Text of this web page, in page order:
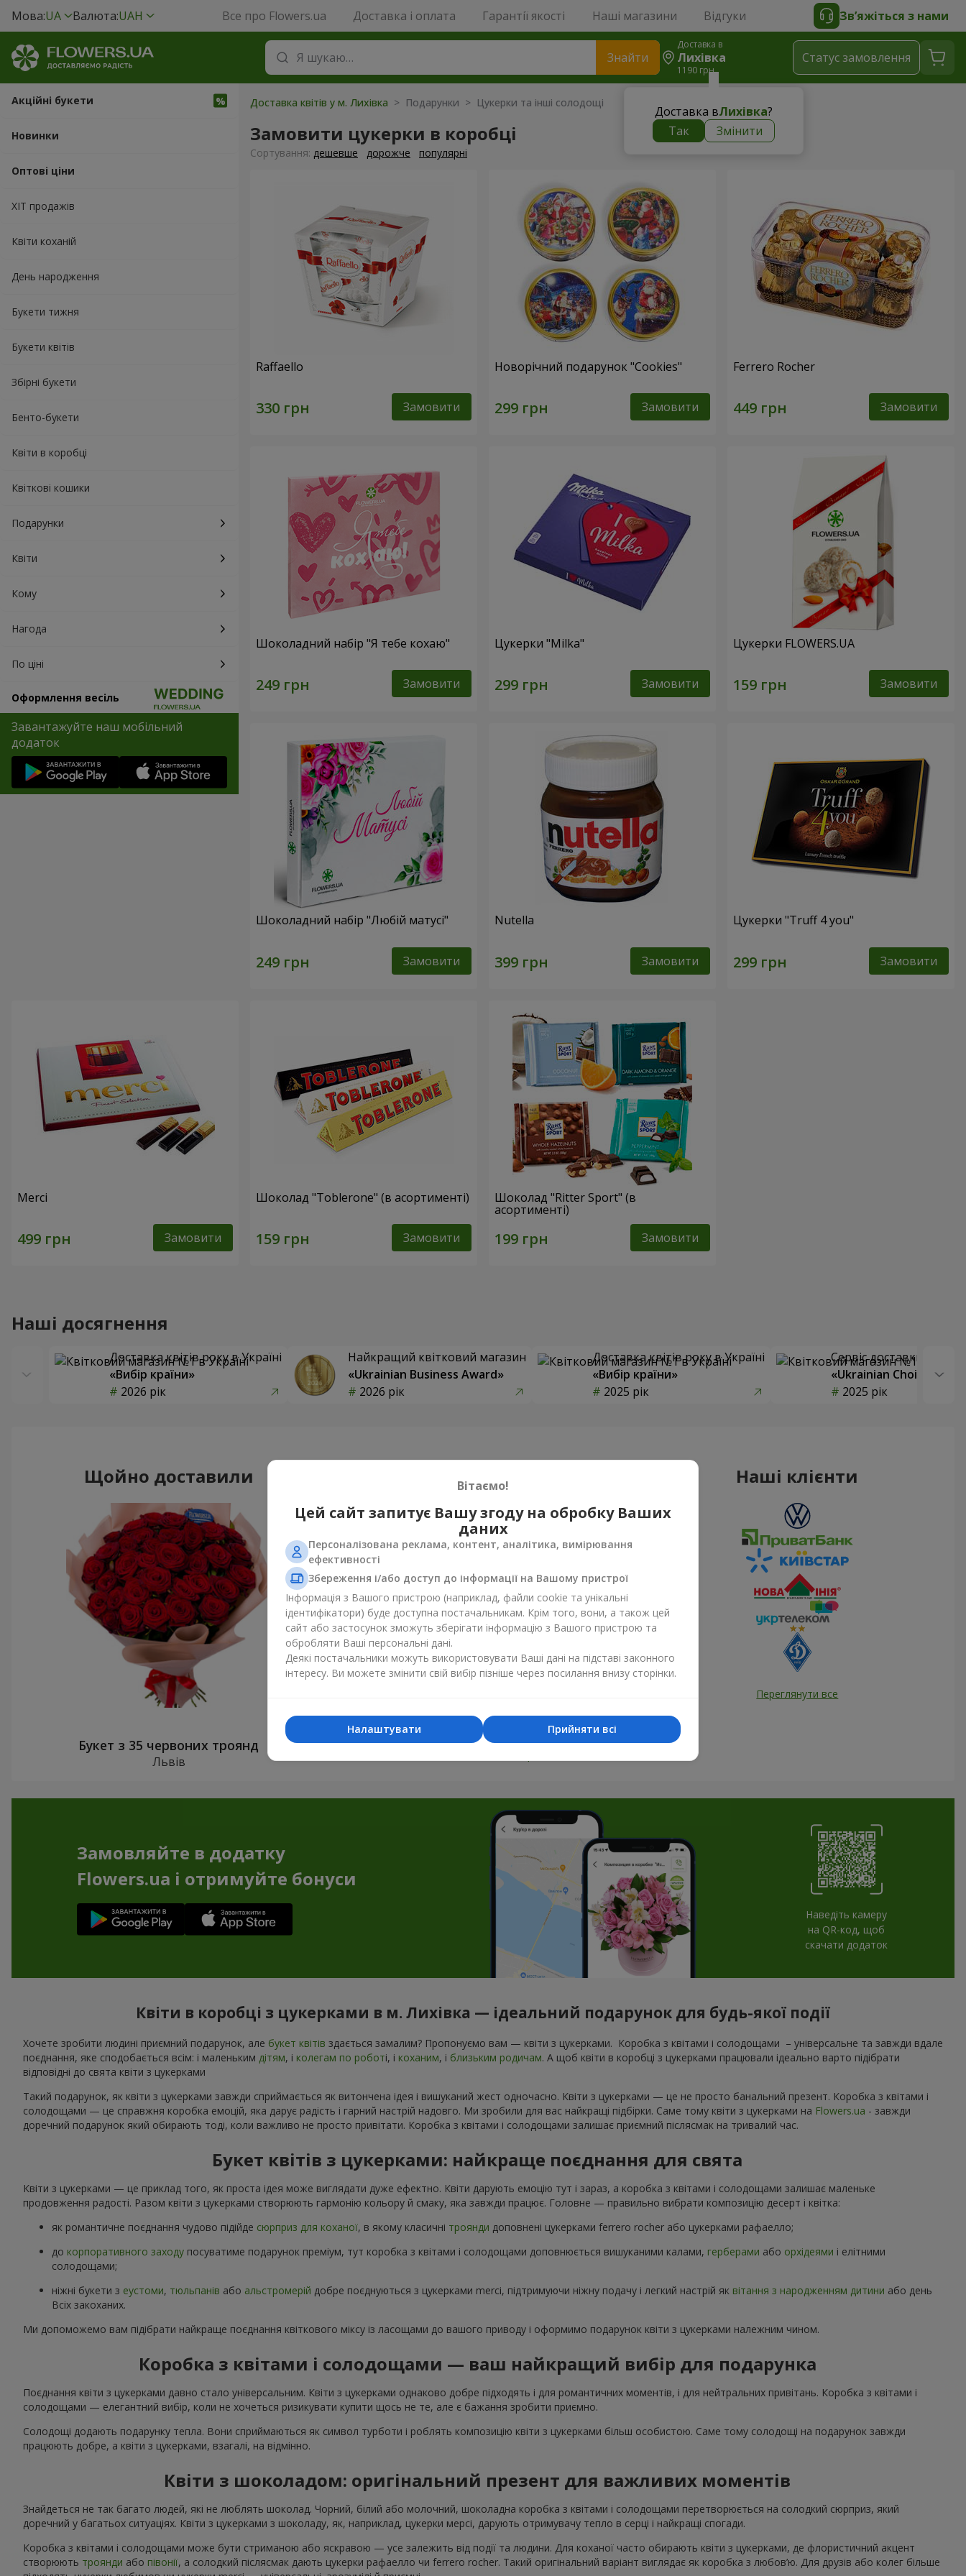
Мова:UA Валюта:UAH Все про Flowers.ua Доставка і оплата Гарантії якості Наші магазини Відгуки Зв’яжіться з нами
Знайти
Доставка в
Лихівка
1190 грн
Доставка вЛихівка?
Так
Змінити
Статус замовлення
Акційні букети
Новинки
Оптові ціни
ХІТ продажів
Квіти коханій
День народження
Букети тижня
Букети квітів
Збірні букети
Бенто-букети
Квіти в коробці
Квіткові кошики
Подарунки
Квіти
Кому
Нагода
По ціні
Оформлення весіль
Завантажуйте наш мобільний
додаток
Доставка квітів у м. Лихівка > Подарунки > Цукерки та інші солодощі
Замовити цукерки в коробці
Сортування: дешевше дорожче популярні
Raffaello
Замовити
Новорічний подарунок "Cookies"
Замовити
Ferrero Rocher
Замовити
Шоколадний набір "Я тебе кохаю"
Замовити
Цукерки "Milka"
Замовити
Цукерки FLOWERS.UA
Замовити
Шоколадний набір "Любій матусі"
Замовити
Nutella
Замовити
Цукерки "Truff 4 you"
Замовити
Merci
Замовити
Шоколад "Toblerone" (в асортименті)
Замовити
Шоколад "Ritter Sport" (в
асортименті)
Замовити
Наші досягнення
Доставка квітів року в Україні
«Вибір країни»
2026 рік
Найкращий квітковий магазин
«Ukrainian Business Award»
2026 рік
Доставка квітів року в Україні
«Вибір країни»
2025 рік
Сервіс доставки квітів
«Ukrainian Choice»
2025 рік
Щойно доставили
Букет з 35 червоних троянд
Львів
Фотогалерея
Усі фото доставок
Наші клієнти
Переглянути все
Замовляйте в додатку
Flowers.ua і отримуйте бонуси
Наведіть камеру
на QR-код, щоб
скачати додаток
Квіти в коробці з цукерками в м. Лихівка — ідеальний подарунок для будь-якої події
Хочете зробити людині приємний подарунок, але букет квітів здається замалим? Пропонуємо вам — квіти з цукерками. Коробка з квітами і солодощами – універсальне та завжди вдале
поєднання, яке сподобається всім: і маленьким дітям, і колегам по роботі, і коханим, і близьким родичам. А щоб квіти в коробці з цукерками працювали ідеально варто підібрати
відповідні до свята квіти з цукерками
Такий подарунок, як квіти з цукерками завжди сприймається як витончена ідея і вишуканий жест одночасно. Квіти з цукерками — це не просто банальний презент. Коробка з квітами і
солодощами — це справжня коробка емоцій, яка дарує радість і гарний настрій надовго. Ми зробили для вас найкращі підбірки. Саме тому квіти з цукерками на Flowers.ua - завжди
доречний подарунок який обирають тоді, коли важливо не просто привітати. Коробка з квітами і солодощами залишає приємний післясмак на тривалий час.
Букет квітів з цукерками: найкраще поєднання для свята
Квіти з цукерками — це приклад того, як проста ідея може виглядати дуже ефектно. Квіти дарують емоцію тут і зараз, а коробка з квітами і солодощами залишає маленьке
продовження радості. Разом квіти з цукерками створюють гармонію кольору й смаку, яка завжди працює. Головне — правильно вибрати композицію десерт і квітка:
як романтичне поєднання чудово підійде сюрприз для коханої, в якому класичні троянди доповнені цукерками ferrero rocher або цукерками рафаелло;
до корпоративного заходу посуватиме подарунок преміум, тут коробка з квітами і солодощами доповнюється вишуканими калами, герберами або орхідеями і елітними
солодощами;
ніжні букети з еустоми, тюльпанів або альстромерій добре поєднуються з цукерками merci, підтримуючи ніжну подачу і легкий настрій як вітання з народженням дитини або день
Всіх закоханих.
Ми допоможемо вам підібрати найкраще поєднання квіткового міксу із ласощами до вашого приводу і оформимо подарунок квіти з цукерками належним чином.
Коробка з квітами і солодощами — ваш найкращий вибір для подарунка
Поєднання квіти з цукерками давно стало універсальним. Квіти з цукерками однаково добре підходять і для романтичних моментів, і для нейтральних привітань. Коробка з квітами і
солодощами — елегантний вибір, коли не хочеться ризикувати купити щось не те, але є бажання зробити приємно.
Солодощі додають подарунку тепла. Вони сприймаються як символ турботи і роблять композицію квіти з цукерками більш особистою. Саме тому солодощі на подарунок завжди
працюють добре, а квіти з цукерками, взагалі, на відмінно.
Квіти з шоколадом: оригінальний презент для важливих моментів
Знайдеться не так багато людей, які не люблять шоколад. Чорний, білий або молочний, шоколадна коробка з квітами і солодощами перетворюється на солодкий сюрприз, який
доречний у багатьох ситуаціях. Квіти з цукерками з шоколаду, як, наприклад, цукерки мерсі, дарують отримувачу тепло в серці і найкращі спогади.
Коробка з квітами і солодощами може бути стриманою або яскравою — усе залежить від події та людини. Для коханої часто обирають квіти з цукерками, де флористичний акцент
створюють троянди або півонії, а солодкий післясмак дають цукерки рафаелло чи ferrero rocher. Такий оригінальний варіант виглядає як коробка з любов’ю. Для друзів або колег більше
Вітаємо!
Цей сайт запитує Вашу згоду на обробку Ваших
даних
Персоналізована реклама, контент, аналітика, вимірювання
ефективності
Збереження і/або доступ до інформації на Вашому пристрої
Інформація з Вашого пристрою (наприклад, файли cookie та унікальні
ідентифікатори) буде доступна постачальникам. Крім того, вони, а також цей
сайт або застосунок зможуть зберігати інформацію з Вашого пристрою та
обробляти Ваші персональні дані.
Деякі постачальники можуть використовувати Ваші дані на підставі законного
інтересу. Ви можете змінити свій вибір пізніше через посилання внизу сторінки.
Прийняти всі
Налаштувати